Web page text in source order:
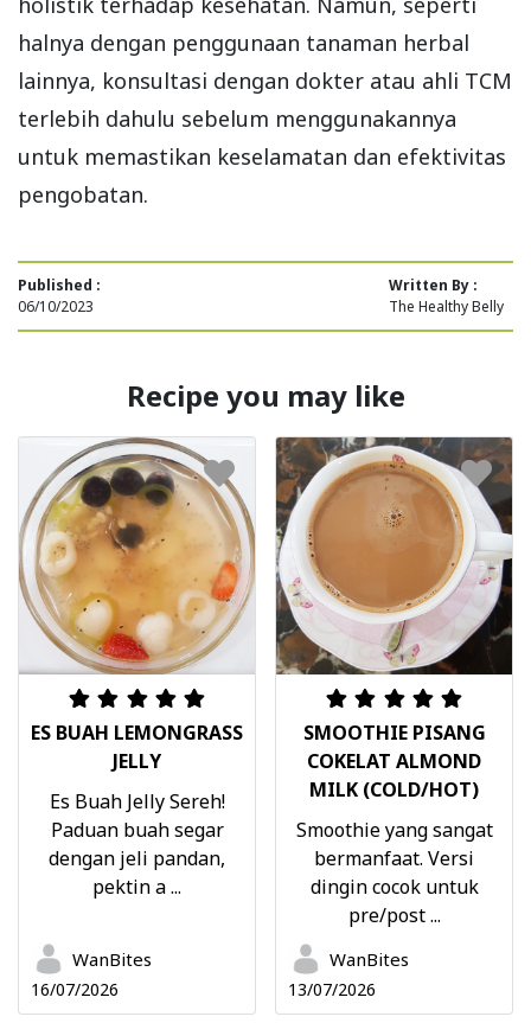
halnya dengan penggunaan tanaman herbal
lainnya, konsultasi dengan dokter atau ahli TCM
terlebih dahulu sebelum menggunakannya
untuk memastikan keselamatan dan efektivitas
pengobatan.
Published :
06/10/2023
Written By :
The Healthy Belly
Recipe you may like
ES BUAH LEMONGRASS
JELLY
Es Buah Jelly Sereh!
Paduan buah segar
dengan jeli pandan,
pektin a ...
WanBites
16/07/2026
SMOOTHIE PISANG
COKELAT ALMOND
MILK (COLD/HOT)
Smoothie yang sangat
bermanfaat. Versi
dingin cocok untuk
pre/post ...
WanBites
13/07/2026